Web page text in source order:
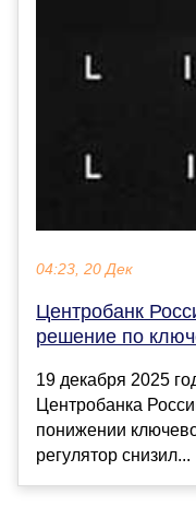
04:23, 20 Дек
Центробанк
решение по
19 декабря 2025
Центробанка
понижении
регулятор снизил...